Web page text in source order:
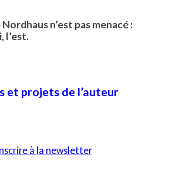
n’est pas menacé :
l’est.
et projets de l’auteur
à la newsletter